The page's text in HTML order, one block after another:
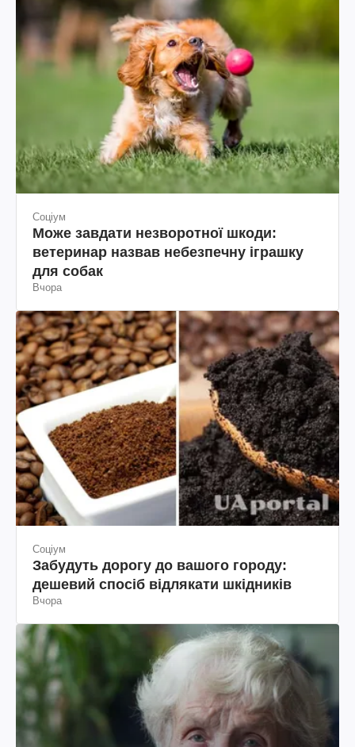
Соціум
Може завдати незворотної шкоди:
ветеринар назвав небезпечну іграшку
для собак
Вчора
Соціум
Забудуть дорогу до вашого городу:
дешевий спосіб відлякати шкідників
Вчора